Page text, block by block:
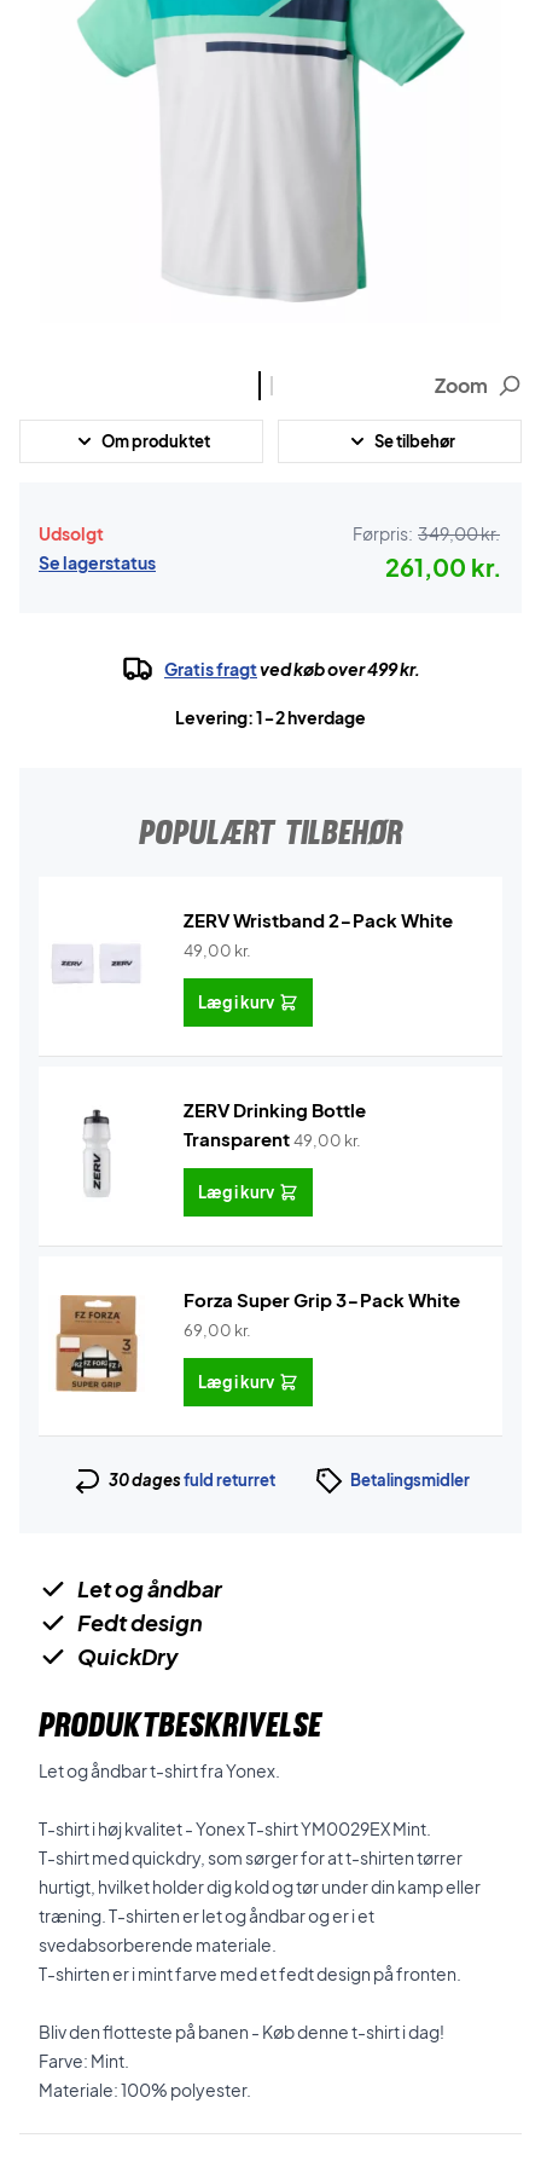
Zoom
Om produktet Se tilbehør
Udsolgt
Se lagerstatus
Førpris: 349,00 kr.
261,00 kr.
Gratis fragtved køb over 499 kr.
Levering: 1-2 hverdage
POPULÆRT TILBEHØR
ZERV Wristband 2-Pack White
49,00 kr.
Læg i kurv
ZERV Drinking Bottle
Transparent49,00 kr.
Læg i kurv
Forza Super Grip 3-Pack White
69,00 kr.
Læg i kurv
30 dagesfuld returret Betalingsmidler
Let og åndbar
Fedt design
QuickDry
PRODUKTBESKRIVELSE
Let og åndbar t-shirt fra Yonex.
T-shirt i høj kvalitet - Yonex T-shirt YM0029EX Mint.
T-shirt med quickdry, som sørger for at t-shirten tørrer
hurtigt, hvilket holder dig kold og tør under din kamp eller
træning. T-shirten er let og åndbar og er i et
svedabsorberende materiale.
T-shirten er i mint farve med et fedt design på fronten.
Bliv den flotteste på banen - Køb denne t-shirt i dag!
Farve: Mint.
Materiale: 100% polyester.